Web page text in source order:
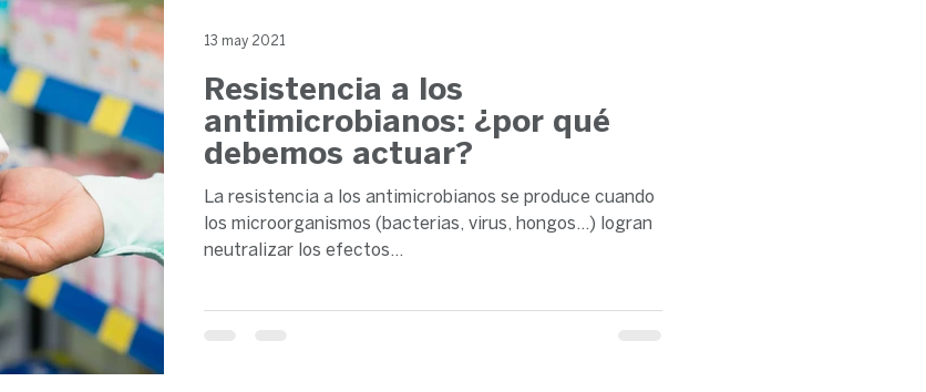
Resistencia a los
antimicrobianos: ¿por qué
debemos actuar?
La resistencia a los antimicrobianos se produce cuando
los microorganismos (bacterias, virus, hongos...) logran
neutralizar los efectos...
13 may 2021